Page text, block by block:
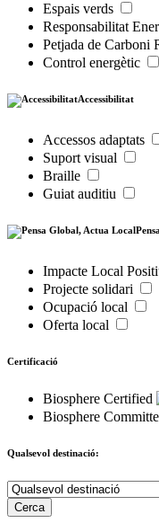
Espais verds
Responsabilitat
Petjada de Carboni
Control energètic
Accessibilitat
Accessos adaptats
Suport visual
Braille
Guiat auditiu
Impacte Local
Projecte solidari
Ocupació local
Oferta local
Certificació
Biosphere Certified
Biosphere
Qualsevol destinació: